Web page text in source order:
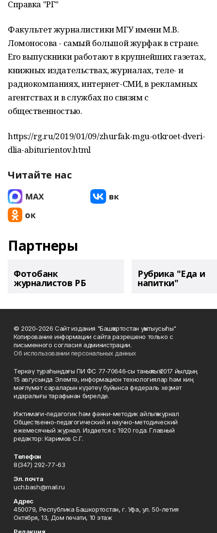
Справка "РГ"
Факультет журналистики МГУ имени М.В.
Ломоносова - самый большой журфак в стране.
Его выпускники работают в крупнейших газетах,
книжных издательствах, журналах, теле- и
радиокомпаниях, интернет-СМИ, в рекламных
агентствах и в службах по связям с
общественностью.
https://rg.ru/2019/01/09/zhurfak-mgu-otkroet-dveri-
dlia-abiturientov.html
Читайте нас
Партнеры
Фотобанк
журналистов РБ
Рубрика "Еда и
напитки"
© 2020-2026 Сайт издания "Башҡортостан уҡытыусыһы"
Копирование информации сайта разрешено только с
письменного согласия администрации.
Об использовании персональных данных
Теркәү тураһындағы ПИ ФС 77‑70646‑сы таныҡлыҡ 2017 йылдың
15 авгусында Элемтә, информацион технологиялар һәм киң
мәғлүмәт сараларын күҙәтеү буйынса федераль хеҙмәт
идаралығы тарафынан бирелде.
Ижтимағи-педагогик һәм фәнни-методик айлыҡ журнал
Общественно-педагогический и научно-методический
ежемесячный журнал. Издается с 1920 года. Главный
редактор: Каримов С.Г.
Телефон
8(347) 292-77-63
Эл. почта
uch.bash@mail.ru
Адрес
450079, Республика Башкортостан, г. Уфа, ул. 50-летия
Октября, 13, Дом печати, 10 этаж